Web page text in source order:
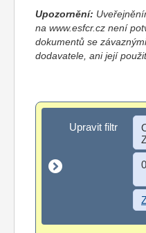
Upozornění:
na www.esfcr.cz není
dokumentů se
dodavatele, ani její
Upravit filtr
Upravit filtr